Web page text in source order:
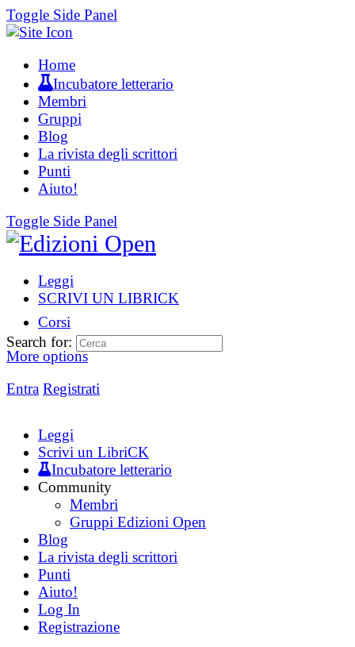
Toggle Side Panel
Home
Incubatore letterario
Membri
Gruppi
Blog
La rivista degli scrittori
Punti
Aiuto!
Toggle Side Panel
Leggi
SCRIVI UN LIBRICK
Corsi
More options
Entra Registrati
Search for:
Leggi
Scrivi un LibriCK
Incubatore letterario
Community
Membri
Gruppi Edizioni Open
Blog
La rivista degli scrittori
Punti
Aiuto!
Log In
Registrazione